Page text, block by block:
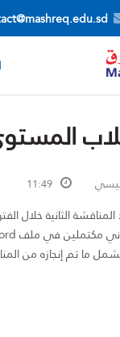
11:49
الفترة (17 - 22) سبتمبر 2022م وعلى كل مجموعة تجهيز